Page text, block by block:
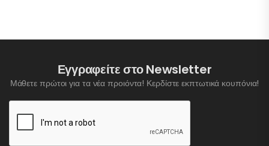
Εγγραφείτε στο Newsletter
Μάθετε πρώτοι για τα νέα προιόντα! Κερδίστε εκπτωτικά κουπόνια!